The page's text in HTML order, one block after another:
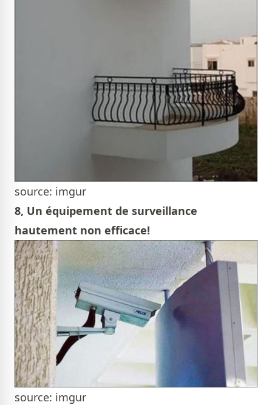
source: imgur
8, Un équipement de surveillance
hautement non efficace!
source: imgur